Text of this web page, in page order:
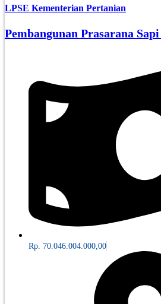
LPSE Kementerian Pertanian
Pembangunan Prasarana
Rp. 70.046.004.000,00